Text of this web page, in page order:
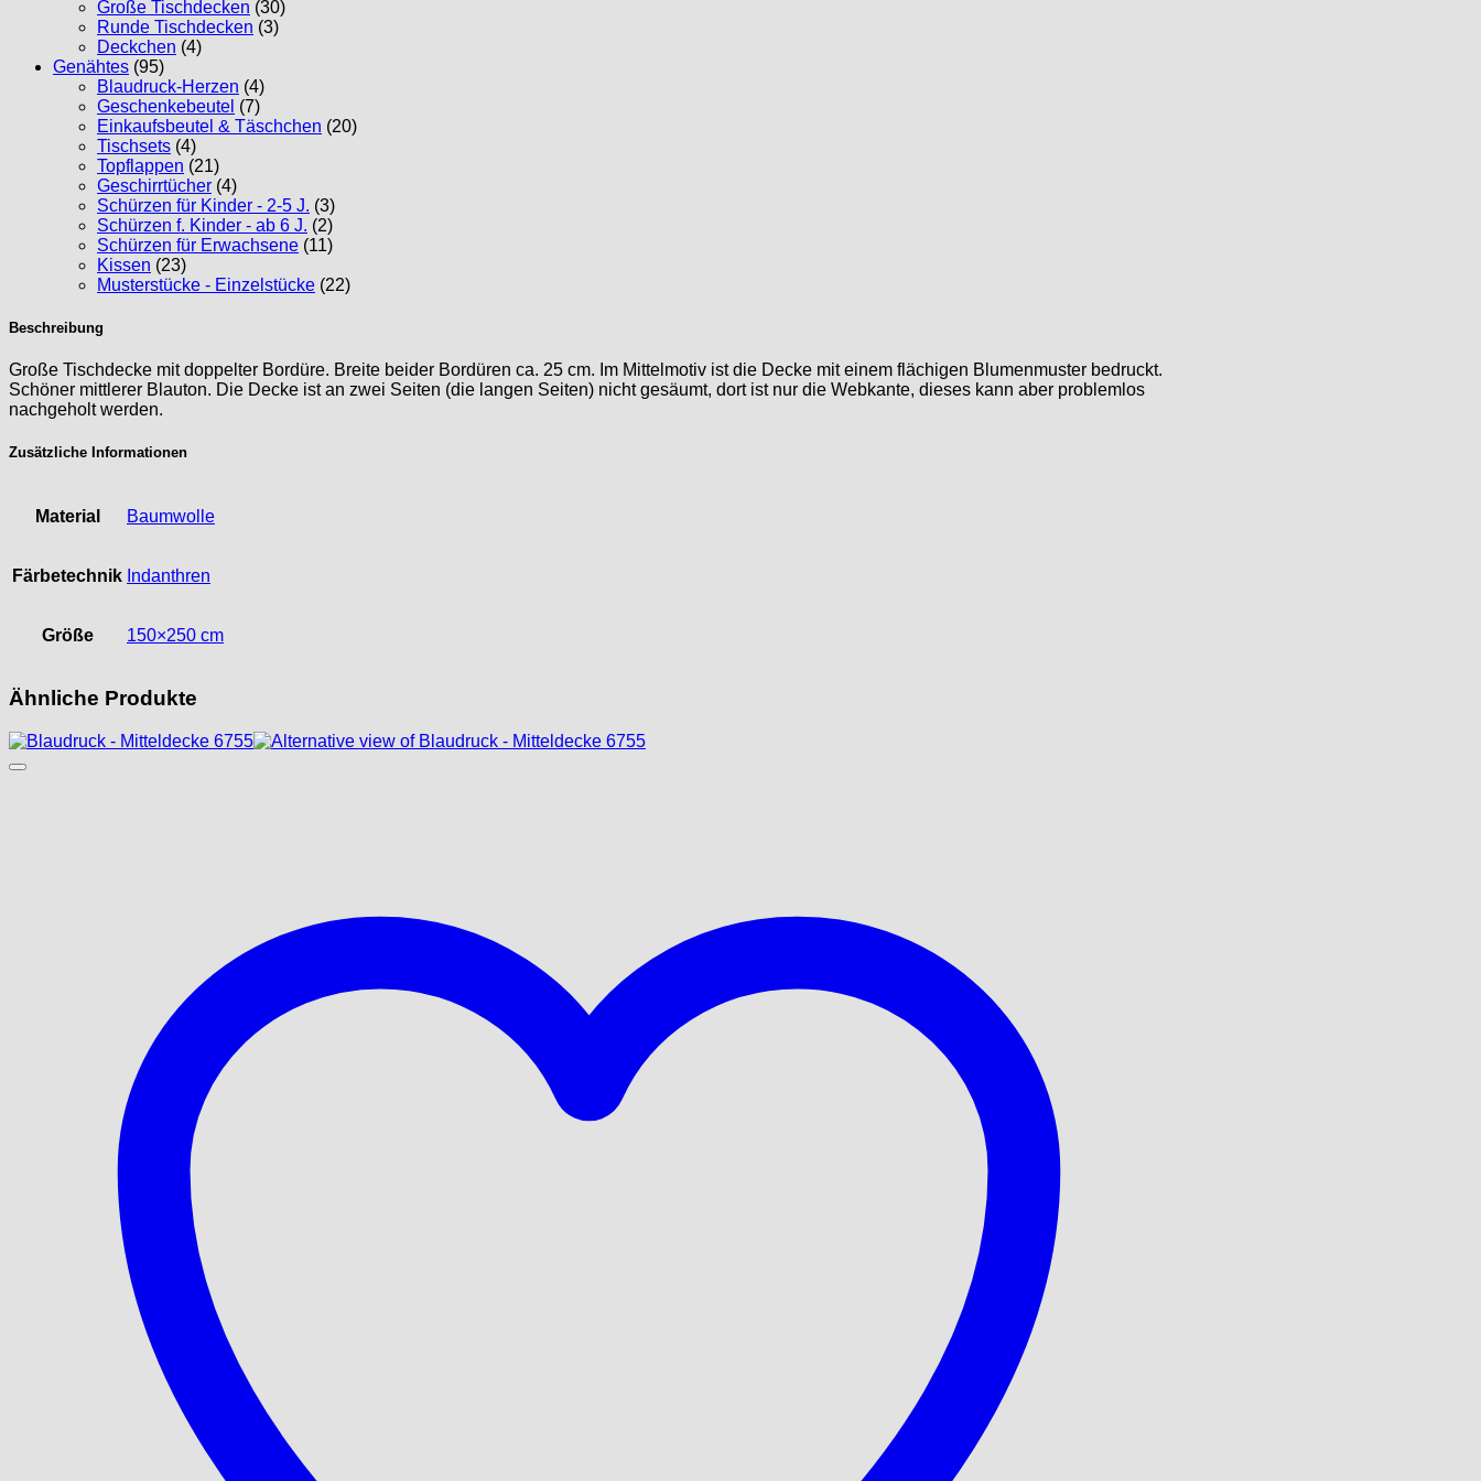
Große Tischdecken (30)
Runde Tischdecken (3)
Deckchen (4)
Genähtes (95)
Blaudruck-Herzen (4)
Geschenkebeutel (7)
Einkaufsbeutel & Täschchen (20)
Tischsets (4)
Topflappen (21)
Geschirrtücher (4)
Schürzen für Kinder - 2-5 J. (3)
Schürzen f. Kinder - ab 6 J. (2)
Schürzen für Erwachsene (11)
Kissen (23)
Musterstücke - Einzelstücke (22)
Beschreibung
Große Tischdecke mit doppelter Bordüre. Breite beider Bordüren ca. 25 cm. Im Mittelmotiv ist die Decke mit einem flächigen Blumenmuster bedruckt.
Schöner mittlerer Blauton. Die Decke ist an zwei Seiten (die langen Seiten) nicht gesäumt, dort ist nur die Webkante, dieses kann aber problemlos
nachgeholt werden.
Zusätzliche Informationen
Material Baumwolle
Färbetechnik Indanthren
Größe 150×250 cm
Ähnliche Produkte